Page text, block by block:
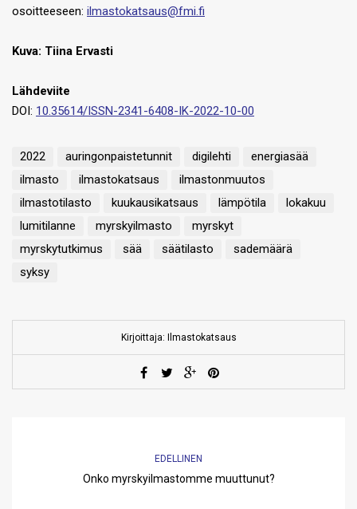
osoitteeseen: ilmastokatsaus@fmi.fi
Kuva: Tiina Ervasti
Lähdeviite
DOI: 10.35614/ISSN-2341-6408-IK-2022-10-00
2022 auringonpaistetunnit digilehti
energiasää
ilmasto
ilmastokatsaus
ilmastonmuutos
ilmastotilasto
kuukausikatsaus lämpötila
lokakuu
lumitilanne
myrskyilmasto
myrskyt
myrskytutkimus
sää säätilasto
sademäärä
syksy
Kirjoittaja: Ilmastokatsaus
EDELLINEN
Onko myrskyilmastomme muuttunut?